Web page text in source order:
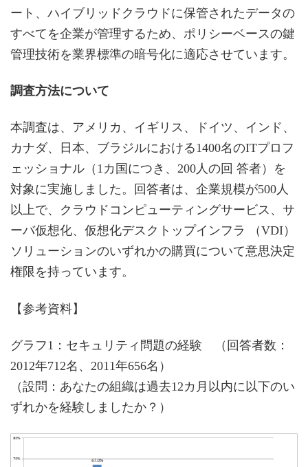
ート、ハイブリッドクラウドに保管されたデータの
すべてを企業が管理するため、ポリシーベースの鍵
管理技術を業界標準の暗号化に適応させています。
調査方法について
本調査は、アメリカ、イギリス、ドイツ、インド、
カナダ、日本、ブラジルにおける1400名のITプロフ
ェッショナル（1カ国につき、200人の回 答者）を
対象に実施しました。回答者は、企業規模が500人
以上で、クラウドコンピューティングサービス、サ
ーバ仮想化、仮想化デスクトップインフラ （VDI）
ソリューションのいずれかの購買について意思決定
権限を持っています。
【参考資料】
グラフ1：セキュリティ問題の経験 （回答者数：
2012年712名、2011年656名）
（設問：あなたの組織は過去12カ月以内に以下のい
ずれかを経験しましたか？）